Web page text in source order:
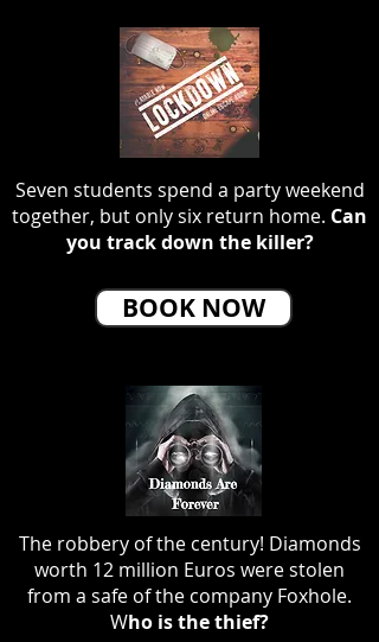
Seven students spend a party weekend
together, but only six return home. Can
you track down the killer?
BOOK NOW
The robbery of the century! Diamonds
worth 12 million Euros were stolen
from a safe of the company Foxhole.
Who is the thief?